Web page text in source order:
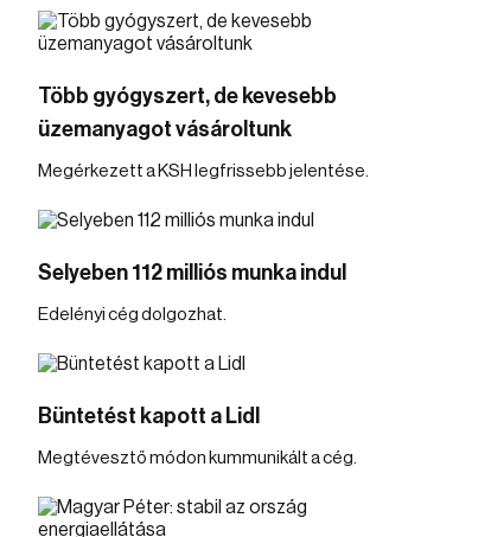
Több gyógyszert, de kevesebb
üzemanyagot vásároltunk
Megérkezett a KSH legfrissebb jelentése.
Selyeben 112 milliós munka indul
Edelényi cég dolgozhat.
Büntetést kapott a Lidl
Megtévesztő módon kummunikált a cég.